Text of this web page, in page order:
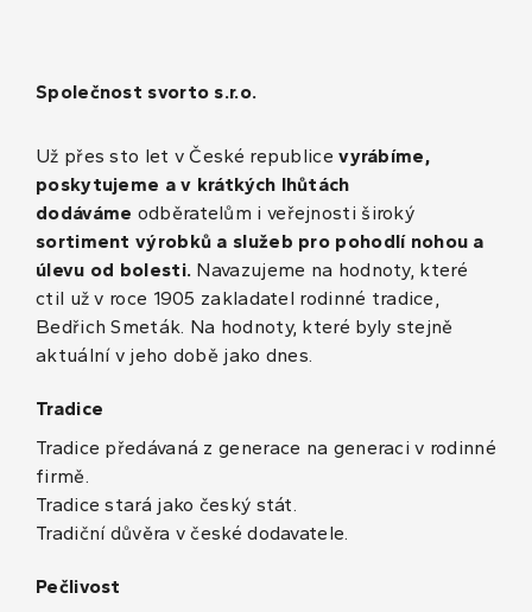
Společnost svorto s.r.o.
Už přes sto let v České republicevyrábíme,
poskytujeme a v krátkých lhůtách
dodáváme odběratelům i veřejnosti široký
sortiment výrobků a služeb pro pohodlí nohou a
úlevu od bolesti. Navazujeme na hodnoty, které
ctil už v roce 1905 zakladatel rodinné tradice,
Bedřich Smeták. Na hodnoty, které byly stejně
aktuální v jeho době jako dnes.
Tradice
Tradice předávaná z generace na generaci v rodinné
firmě.
Tradice stará jako český stát.
Tradiční důvěra v české dodavatele.
Pečlivost